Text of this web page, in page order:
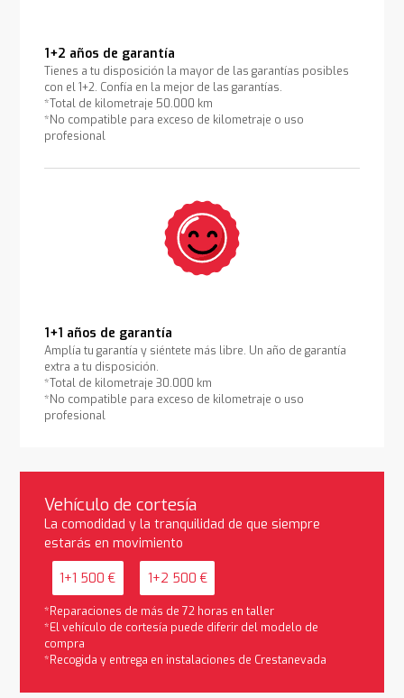
1+2 años de garantía
Tienes a tu disposición la mayor de las garantías posibles
con el 1+2. Confía en la mejor de las garantías.
*Total de kilometraje 50.000 km
*No compatible para exceso de kilometraje o uso
profesional
1+1 años de garantía
Amplía tu garantía y siéntete más libre. Un año de garantía
extra a tu disposición.
*Total de kilometraje 30.000 km
*No compatible para exceso de kilometraje o uso
profesional
Vehículo de cortesía
La comodidad y la tranquilidad de que siempre
estarás en movimiento
1+1 500 € 1+2 500 €
*Reparaciones de más de 72 horas en taller
*El vehículo de cortesía puede diferir del modelo de
compra
*Recogida y entrega en instalaciones de Crestanevada